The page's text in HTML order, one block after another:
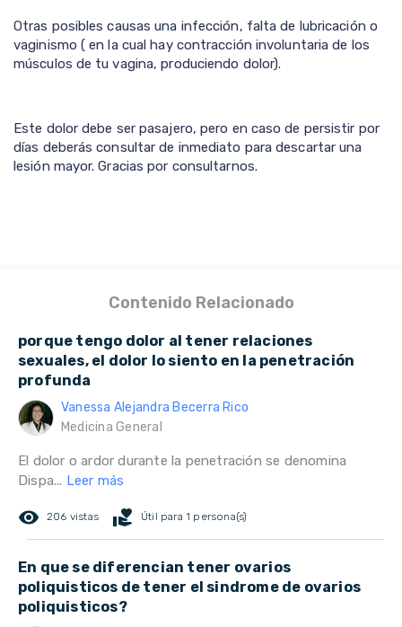
Otras posibles causas una infección, falta de lubricación o
vaginismo ( en la cual hay contracción involuntaria de los
músculos de tu vagina, produciendo dolor).
Este dolor debe ser pasajero, pero en caso de persistir por
días deberás consultar de inmediato para descartar una
lesión mayor. Gracias por consultarnos.
Contenido Relacionado
porque tengo dolor al tener relaciones
sexuales, el dolor lo siento en la penetración
profunda
Vanessa Alejandra Becerra Rico
Medicina General
El dolor o ardor durante la penetración se denomina
Dispa... Leer más
remove_red_eye 206 vistas volunteer_activism Útil para 1 persona(s)
En que se diferencian tener ovarios
poliquisticos de tener el sindrome de ovarios
poliquisticos?